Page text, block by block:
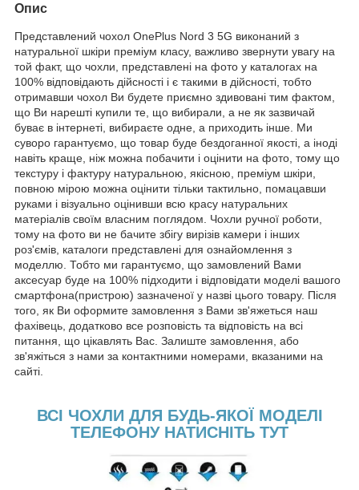
Опис
Представлений чохол OnePlus Nord 3 5G виконаний з
натуральної шкіри преміум класу, важливо звернути увагу на
той факт, що чохли, представлені на фото у каталогах на
100% відповідають дійсності і є такими в дійсності, тобто
отримавши чохол Ви будете приємно здивовані тим фактом,
що Ви нарешті купили те, що вибирали, а не як зазвичай
буває в інтернеті, вибираєте одне, а приходить інше. Ми
суворо гарантуємо, що товар буде бездоганної якості, а іноді
навіть краще, ніж можна побачити і оцінити на фото, тому що
текстуру і фактуру натуральною, якісною, преміум шкіри,
повною мірою можна оцінити тільки тактильно, помацавши
руками і візуально оцінивши всю красу натуральних
матеріалів своїм власним поглядом. Чохли ручної роботи,
тому на фото ви не бачите збігу вирізів камери і інших
роз'ємів, каталоги представлені для ознайомлення з
моделлю. Тобто ми гарантуємо, що замовлений Вами
аксесуар буде на 100% підходити і відповідати моделі вашого
смартфона(пристрою) зазначеної у назві цього товару. Після
того, як Ви оформите замовлення з Вами зв'яжеться наш
фахівець, додатково все розповість та відповість на всі
питання, що цікавлять Вас. Залиште замовлення, або
зв'яжіться з нами за контактними номерами, вказаними на
сайті.
ВСІ ЧОХЛИ ДЛЯ БУДЬ-ЯКОЇ МОДЕЛІ
ТЕЛЕФОНУ НАТИСНІТЬ ТУТ